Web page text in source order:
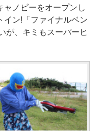
ノピーをオープンし
イン!「ファイナルベン
が、キミもスーパーヒ